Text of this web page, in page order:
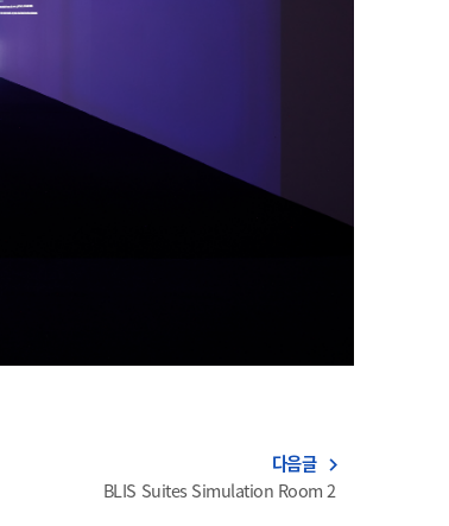
다음글 navigate_next
BLIS Suites Simulation Room 2